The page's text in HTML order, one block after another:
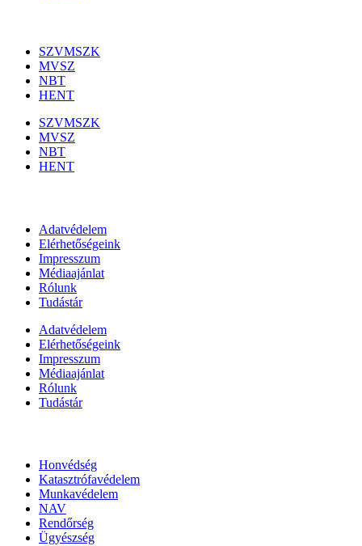
SZVMSZK
MVSZ
NBT
HENT
SZVMSZK
MVSZ
NBT
HENT
Adatvédelem
Elérhetőségeink
Impresszum
Médiaajánlat
Rólunk
Tudástár
Adatvédelem
Elérhetőségeink
Impresszum
Médiaajánlat
Rólunk
Tudástár
Honvédség
Katasztrófavédelem
Munkavédelem
NAV
Rendőrség
Ügyészség